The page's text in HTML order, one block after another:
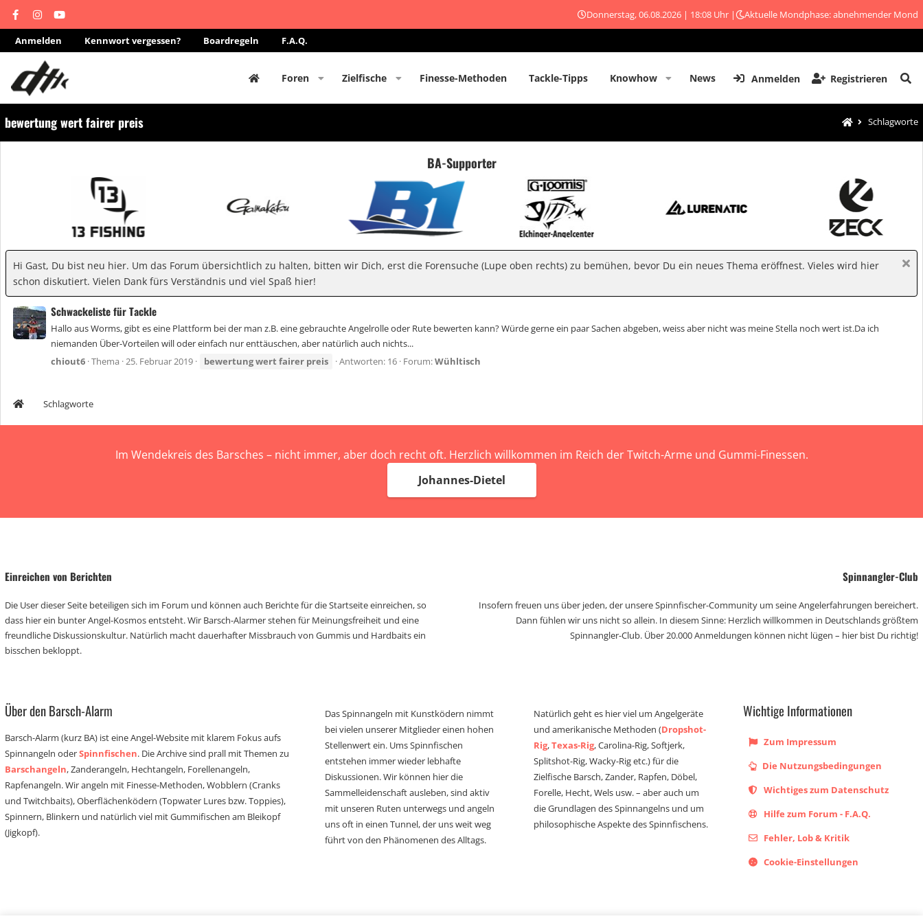
Donnerstag, 06.08.2026 | 18:08 Uhr | Aktuelle Mondphase: abnehmender Mond
Anmelden Kennwort vergessen? Boardregeln F.A.Q.
Foren Zielfische Finesse-Methoden Tackle-Tipps Knowhow News Anmelden Registrieren
bewertung wert fairer preis Schlagworte
BA-Supporter
Hi Gast, Du bist neu hier. Um das Forum übersichtlich zu halten, bitten wir Dich, erst die Forensuche (Lupe oben rechts) zu bemühen, bevor Du ein neues Thema eröffnest. Vieles wird hier
schon diskutiert. Vielen Dank fürs Verständnis und viel Spaß hier!
Schwackeliste für Tackle
Hallo aus Worms, gibt es eine Plattform bei der man z.B. eine gebrauchte Angelrolle oder Rute bewerten kann? Würde gerne ein paar Sachen abgeben, weiss aber nicht was meine Stella noch wert ist.Da ich
niemanden Über-Vorteilen will oder einfach nur enttäuschen, aber natürlich auch nichts...
chiout6 Thema 25. Februar 2019 bewertungwert fairer preis Antworten: 16 Forum:Wühltisch
Schlagworte
Im Wendekreis des Barsches – nicht immer, aber doch recht oft. Herzlich willkommen im Reich der Twitch-Arme und Gummi-Finessen.
Johannes-Dietel
Einreichen von Berichten
Die User dieser Seite beteiligen sich im Forum und können auch Berichte für die Startseite einreichen, so
dass hier ein bunter Angel-Kosmos entsteht. Wir Barsch-Alarmer stehen für Meinungsfreiheit und eine
freundliche Diskussionskultur. Natürlich macht dauerhafter Missbrauch von Gummis und Hardbaits ein
bisschen bekloppt.
Spinnangler-Club
Insofern freuen uns über jeden, der unsere Spinnfischer-Community um seine Angelerfahrungen bereichert.
Dann fühlen wir uns nicht so allein. In diesem Sinne: Herzlich willkommen in Deutschlands größtem
Spinnangler-Club. Über 20.000 Anmeldungen können nicht lügen – hier bist Du richtig!
Über den Barsch-Alarm
Barsch-Alarm (kurz BA) ist eine Angel-Website mit klarem Fokus aufs
Spinnangeln oderSpinnfischen. Die Archive sind prall mit Themen zu
Barschangeln, Zanderangeln, Hechtangeln, Forellenangeln,
Rapfenangeln. Wir angeln mit Finesse-Methoden, Wobblern (Cranks
und Twitchbaits), Oberflächenködern (Topwater Lures bzw. Toppies),
Spinnern, Blinkern und natürlich viel mit Gummifischen am Bleikopf
(Jigkopf).
Das Spinnangeln mit Kunstködern nimmt
bei vielen unserer Mitglieder einen hohen
Stellenwert ein. Ums Spinnfischen
entstehen immer wieder lebhafte
Diskussionen. Wir können hier die
Sammelleidenschaft ausleben, sind aktiv
mit unseren Ruten unterwegs und angeln
uns oft in einen Tunnel, der uns weit weg
führt von den Phänomenen des Alltags.
Natürlich geht es hier viel um Angelgeräte
und amerikanische Methoden (Dropshot-
Rig,Texas-Rig, Carolina-Rig, Softjerk,
Splitshot-Rig, Wacky-Rig etc.) für die
Zielfische Barsch, Zander, Rapfen, Döbel,
Forelle, Hecht, Wels usw. – aber auch um
die Grundlagen des Spinnangelns und um
philosophische Aspekte des Spinnfischens.
Wichtige Informationen
Zum Impressum
Die Nutzungsbedingungen
Wichtiges zum Datenschutz
Hilfe zum Forum - F.A.Q.
Fehler, Lob & Kritik
Cookie-Einstellungen